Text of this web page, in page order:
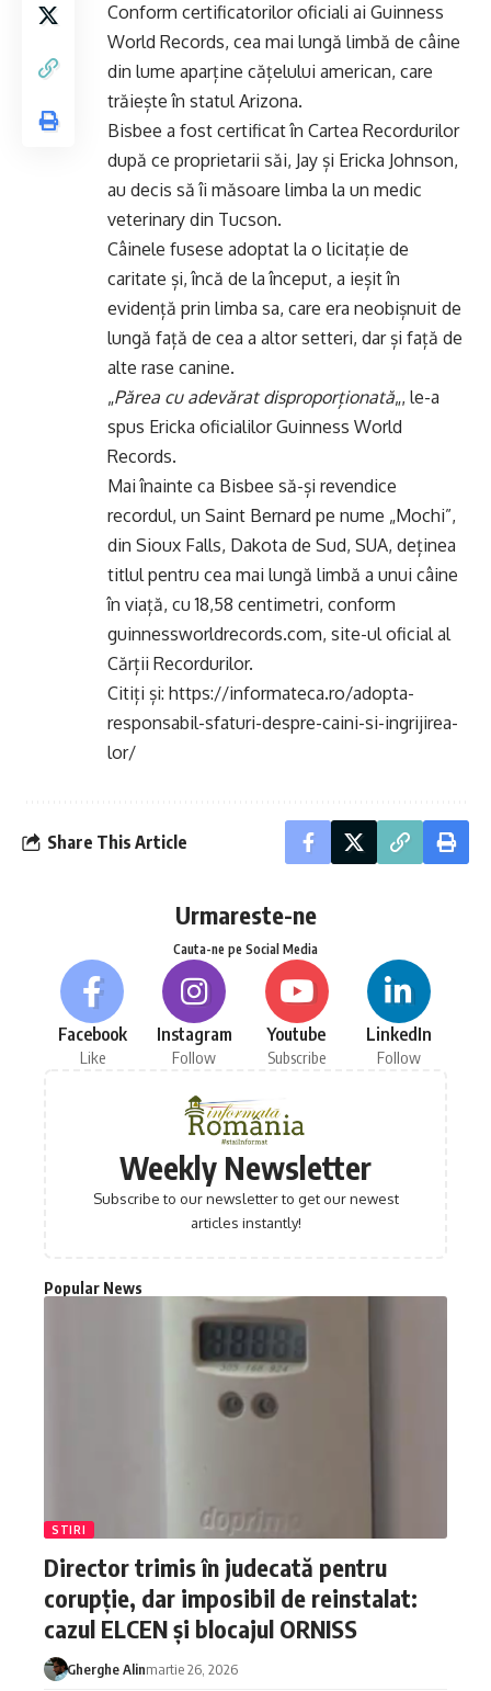
Conform certificatorilor oficiali ai Guinness
World Records, cea mai lungă limbă de câine
din lume aparține cățelului american, care
trăiește în statul Arizona.
Bisbee a fost certificat în Cartea Recordurilor
după ce proprietarii săi, Jay și Ericka Johnson,
au decis să îi măsoare limba la un medic
veterinary din Tucson.
Câinele fusese adoptat la o licitație de
caritate și, încă de la început, a ieșit în
evidență prin limba sa, care era neobișnuit de
lungă față de cea a altor setteri, dar și față de
alte rase canine.
„Părea cu adevărat disproporționată„, le-a
spus Ericka oficialilor Guinness World
Records.
Mai înainte ca Bisbee să-și revendice
recordul, un Saint Bernard pe nume „Mochi”,
din Sioux Falls, Dakota de Sud, SUA, deținea
titlul pentru cea mai lungă limbă a unui câine
în viață, cu 18,58 centimetri, conform
guinnessworldrecords.com, site-ul oficial al
Cărții Recordurilor.
Citiți și: https://informateca.ro/adopta-
responsabil-sfaturi-despre-caini-si-ingrijirea-
lor/
Share This Article
Urmareste-ne
Cauta-ne pe Social Media
Facebook
Like
Instagram
Follow
Youtube
Subscribe
LinkedIn
Follow
Weekly Newsletter
Subscribe to our newsletter to get our newest
articles instantly!
Popular News
STIRI
Director trimis în judecată pentru
corupție, dar imposibil de reinstalat:
cazul ELCEN și blocajul ORNISS
Gherghe Alinmartie 26, 2026